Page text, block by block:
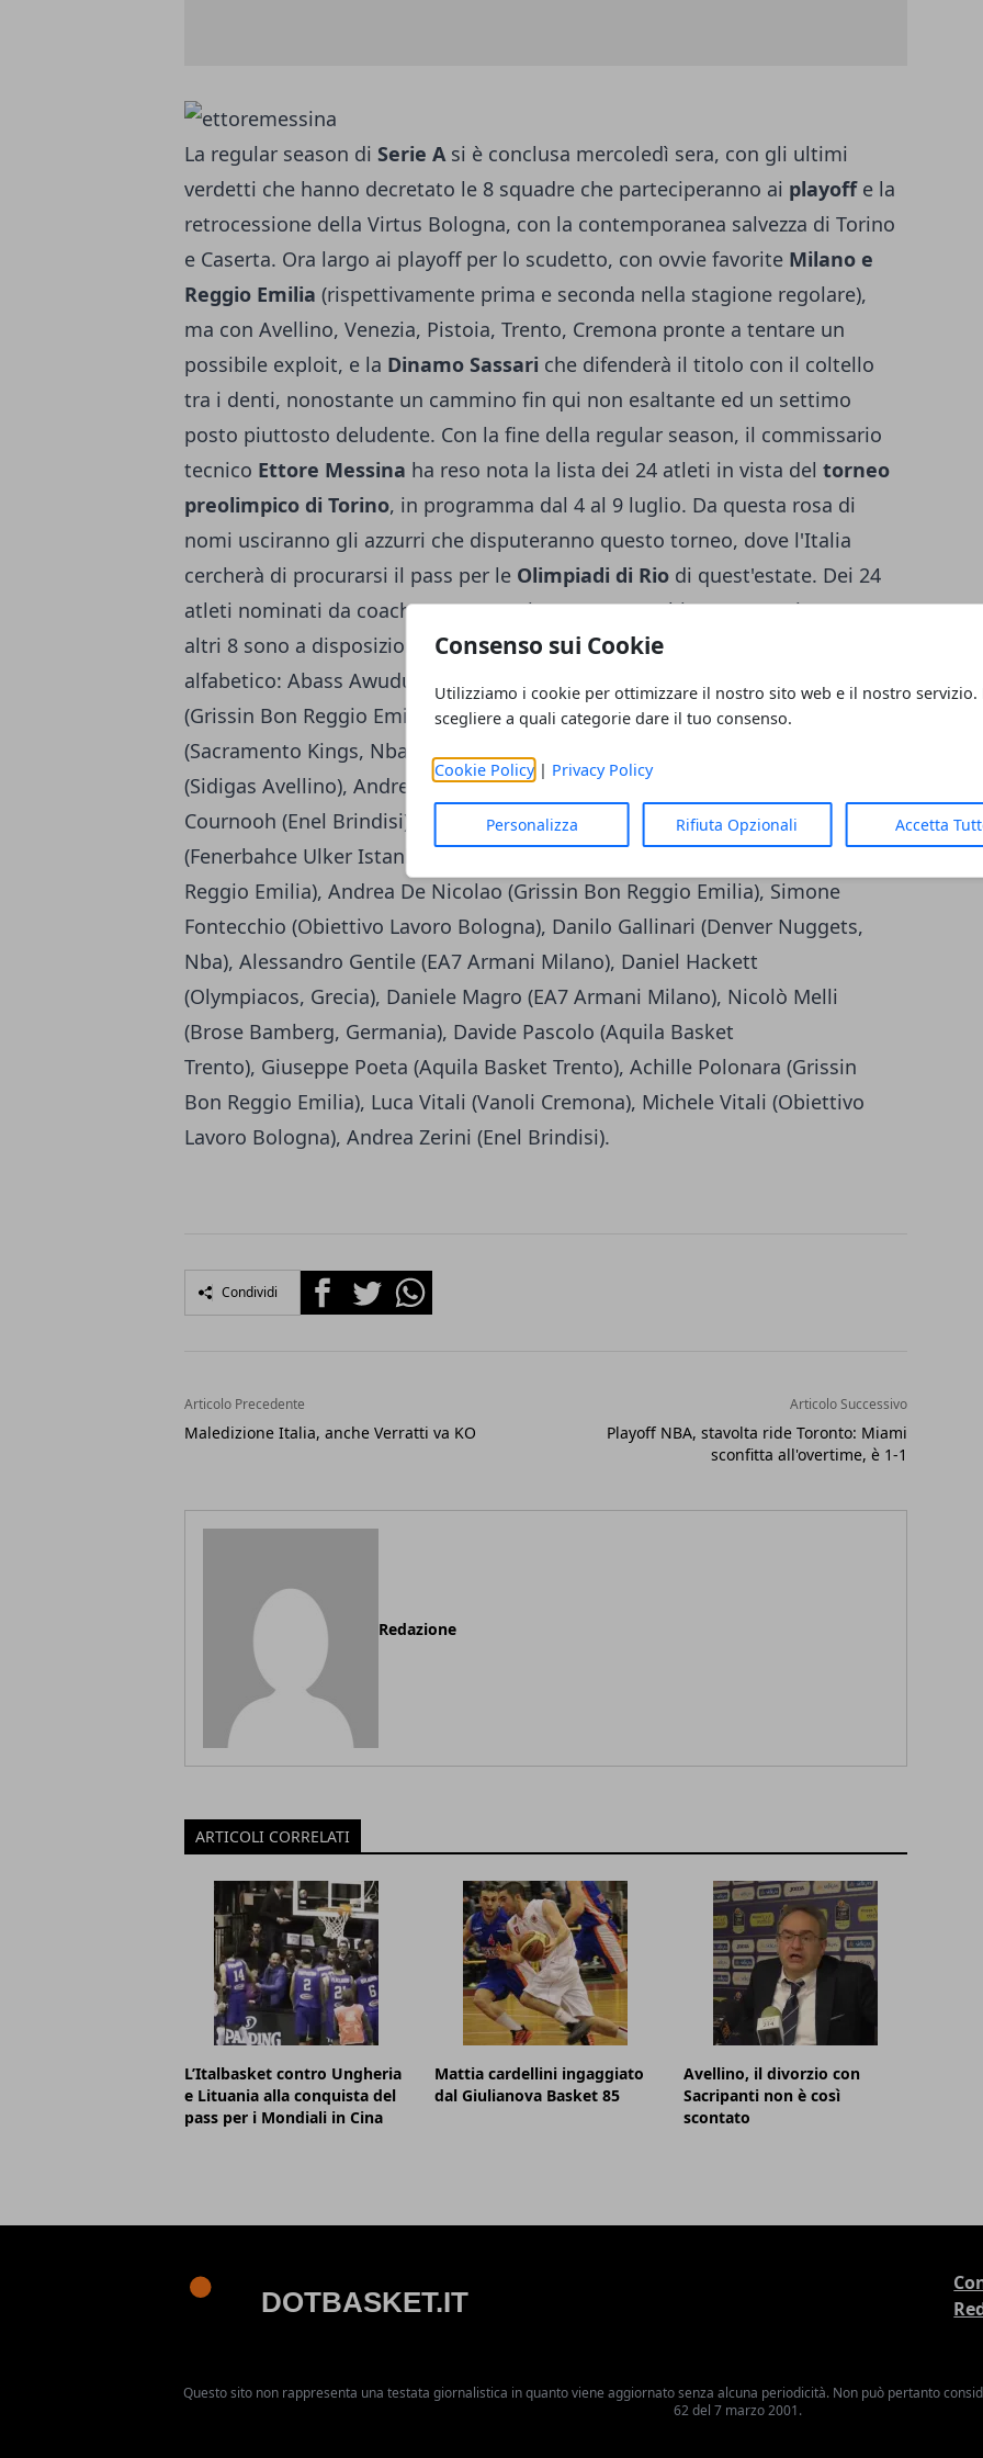
Consenso sui Cookie
Utilizziamo i cookie per ottimizzare il nostro sito web e il nostro servizio.
scegliere a quali categorie dare il tuo consenso.
Cookie Policy| Privacy Policy
Personalizza Rifiuta Opzionali Accetta
La regular season di Serie Asi è conclusa mercoledì sera, con gli ultimi
verdetti che hanno decretato le 8 squadre che parteciperanno ai playoffe la
retrocessione della Virtus Bologna, con la contemporanea salvezza di Torino
e Caserta. Ora largo ai playoff per lo scudetto, con ovvie favorite Milano e
Reggio Emilia (rispettivamente prima e seconda nella stagione regolare),
ma con Avellino, Venezia, Pistoia, Trento, Cremona pronte a tentare un
possibile exploit, e la Dinamo Sassari che difenderà il titolo con il coltello
tra i denti, nonostante un cammino fin qui non esaltante ed un settimo
posto piuttosto deludente. Con la fine della regular season, il commissario
tecnico Ettore Messina ha reso nota la lista dei 24 atleti in vista del torneo
preolimpico di Torino, in programma dal 4 al 9 luglio. Da questa rosa di
nomi usciranno gli azzurri che disputeranno questo torneo, dove l'Italia
cercherà di procurarsi il pass per le Olimpiadi di Rio di quest'estate. Dei 24
atleti nominati da coach Ettore Messina, 16 sono subito convocati, mentre
altri 8 sono a disposizione come sostituti. Ecco i nomi in rigoroso ordine
alfabetico: Abass Awudu Abass (Acqua Vitasnella Cantù), Pietro Aradori
(Grissin Bon Reggio Emilia), Andrea Bargnani (free agent), Marco Belinelli
(Sacramento Kings, Nba), Bruno Cerella (EA7 Armani Milano), Riccardo Cervi
(Sidigas Avellino), Andrea Cinciarini (EA7 Armani Milano), David Reginald
Cournooh (Enel Brindisi), Marco Cusin (Vanoli Cremona), Luigi Datome
(Fenerbahce Ulker Istanbul, Turchia), Amedeo Della Valle (Grissin Bon
Reggio Emilia), Andrea De Nicolao (Grissin Bon Reggio Emilia), Simone
Fontecchio (Obiettivo Lavoro Bologna), Danilo Gallinari (Denver Nuggets,
Nba), Alessandro Gentile (EA7 Armani Milano), Daniel Hackett
(Olympiacos, Grecia), Daniele Magro (EA7 Armani Milano), Nicolò Melli
(Brose Bamberg, Germania), Davide Pascolo (Aquila Basket
Trento), Giuseppe Poeta (Aquila Basket Trento), Achille Polonara (Grissin
Bon Reggio Emilia), Luca Vitali (Vanoli Cremona), Michele Vitali (Obiettivo
Lavoro Bologna), Andrea Zerini (Enel Brindisi).
Condividi FacebookTwitterWhatsapp
Articolo Precedente
Maledizione Italia, anche Verratti va KO
Articolo Successivo
Playoff NBA, stavolta ride Toronto: Miami
sconfitta all'overtime, è 1-1
Redazione
ARTICOLI CORRELATI
L’Italbasket contro Ungheria
e Lituania alla conquista del
pass per i Mondiali in Cina
Mattia cardellini ingaggiato
dal Giulianova Basket 85
Avellino, il divorzio con
Sacripanti non è così
scontato
Questo sito non rappresenta una testata giornalistica in quanto viene aggiornato senza alcuna periodicità. Non può pertanto
62 del 7 marzo 2001.